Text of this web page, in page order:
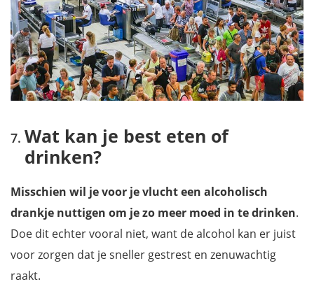
Wat kan je best eten of
drinken?
Misschien wil je voor je vlucht een alcoholisch
drankje nuttigen om je zo meer moed in te drinken.
Doe dit echter vooral niet, want de alcohol kan er juist
voor zorgen dat je sneller gestrest en zenuwachtig
raakt.